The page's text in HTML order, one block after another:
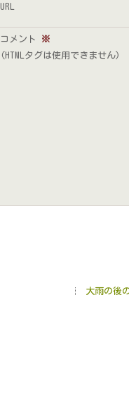
URL
コメント
※
(HTMLタグは使用できません)
大雨の後